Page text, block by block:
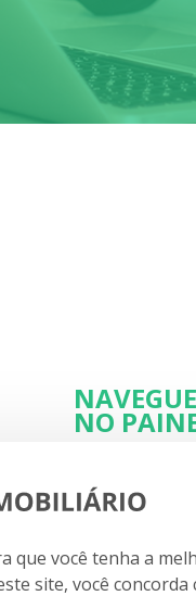
NAVEGUE
NO
Dúvidas
Termos de Uso
Cadastre-se
que você tenha a
site, você concorda